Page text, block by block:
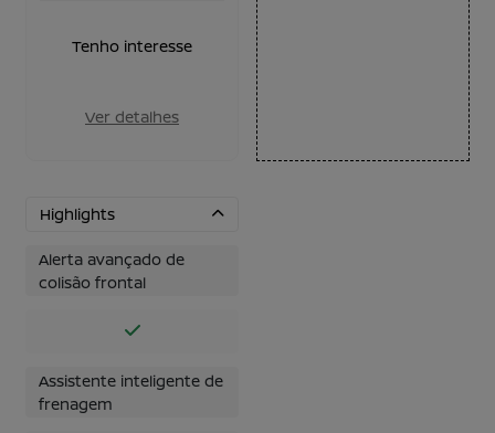
Tenho interesse
Ver detalhes
Highlights
Alerta avançado de
colisão frontal
Assistente inteligente de
frenagem